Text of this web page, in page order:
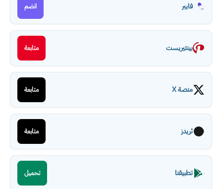
فايبر انضم
بينتيريست متابعة
منصة X متابعة
ثريدز متابعة
تطبيقنا تحميل